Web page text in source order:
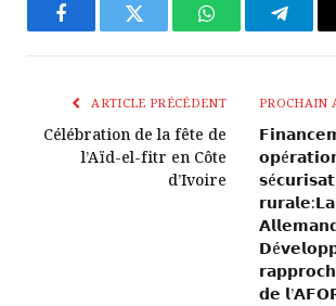
FacebookTwitter WhatsApp
ARTICLE PRÉCÉDENT
Célébration de la fête de
l’Aïd-el-fitr en Côte
d’Ivoire
PROCHAIN
𝗱𝗲